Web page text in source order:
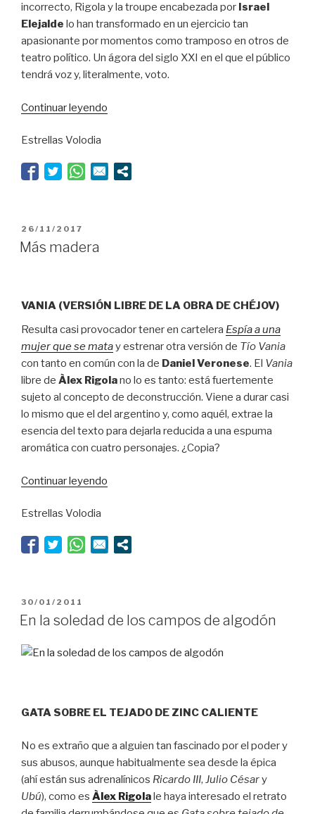
incorrecto, Rigola y la troupe encabezada por Israel
Elejalde lo han transformado en un ejercicio tan
apasionante por momentos como tramposo en otros de
teatro político. Un ágora del siglo XXI en el que el público
tendrá voz y, literalmente, voto.
Continuar leyendo
Gobierno
Estrellas Volodia
PUBLICADO
EL
26/11/2017
Más madera
VANIA (VERSIÓN LIBRE DE LA OBRA DE CHÉJOV)
Resulta casi provocador tener en cartelera Espía a una
mujer que se matay estrenar otra versión de Tío Vania
con tanto en común con la de Daniel Veronese. El Vania
libre de Àlex Rigolano lo es tanto: está fuertemente
sujeto al concepto de deconstrucción. Viene a durar casi
lo mismo que el del argentino y, como aquél, extrae la
esencia del texto para dejarla reducida a una espuma
aromática con cuatro personajes. ¿Copia?
Continuar leyendo
Estrellas Volodia
PUBLICADO
EL
30/01/2011
En la soledad de los campos de algodón
GATA SOBRE EL TEJADO DE ZINC CALIENTE
No es extraño que a alguien tan fascinado por el poder y
sus abusos, aunque habitualmente sea desde la épica
(ahí están sus adrenalínicos Ricardo III, Julio Césary
Ubú), como es Àlex Rigolale haya interesado el retrato